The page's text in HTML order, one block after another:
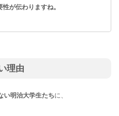
が伝わりますね。
理由
い明治大学生たちに、